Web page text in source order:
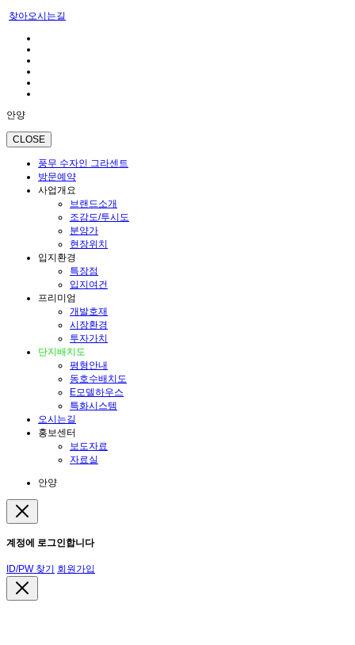
찾아오시는길
안양
CLOSE
풍무 수자인 그라센트
방문예약
사업개요
브랜드소개
조감도/투시도
분양가
현장위치
입지환경
특장점
입지여건
프리미엄
개발호재
시장환경
투자가치
단지배치도
평형안내
동호수배치도
E모델하우스
특화시스템
오시는길
홍보센터
보도자료
자료실
안양
계정에 로그인합니다
ID/PW 찾기 회원가입